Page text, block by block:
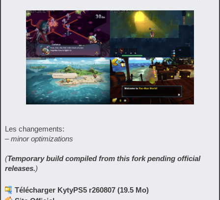
Les changements:
– minor optimizations
(Temporary build compiled from this fork pending official
releases.)
Télécharger KytyPS5 r260807 (19.5 Mo)